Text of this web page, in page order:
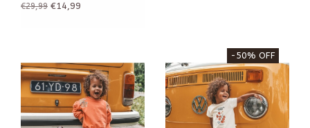
€29,99 €14,99
-50% OFF